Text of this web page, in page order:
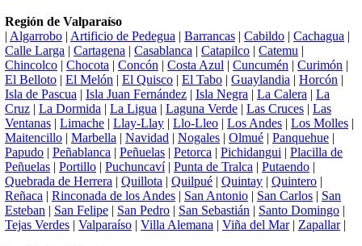
Región de Valparaíso
| Algarrobo | Artificio de Pedegua | Barrancas | Cabildo | Cachagua |
Calle Larga | Cartagena | Casablanca | Catapilco | Catemu |
Chincolco | Chocota | Concón | Costa Azul | Cuncumén | Curimón |
El Belloto | El Melón | El Quisco | El Tabo | Guaylandia | Horcón |
Isla de Pascua | Isla Juan Fernández | Isla Negra | La Calera | La
Cruz | La Dormida | La Ligua | Laguna Verde | Las Cruces | Las
Ventanas | Limache | Llay-Llay | Llo-Lleo | Los Andes | Los Molles |
Maitencillo | Marbella | Navidad | Nogales | Olmué | Panquehue |
Papudo | Peñablanca | Peñuelas | Petorca | Pichidangui | Placilla de
Peñuelas | Portillo | Puchuncaví| Punta de Tralca | Putaendo |
Quebrada de Herrera | Quillota | Quilpué | Quintay | Quintero |
Reñaca | Rinconada de los Andes | San Antonio | San Carlos | San
Esteban | San Felipe | San Pedro | San Sebastián | Santo Domingo |
Tejas Verdes | Valparaíso | Villa Alemana | Viña del Mar| Zapallar|